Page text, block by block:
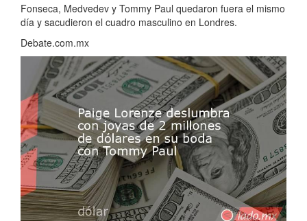
Fonseca, Medvedev y Tommy Paul quedaron fuera el mismo
día y sacudieron el cuadro masculino en Londres.
Debate.com.mx